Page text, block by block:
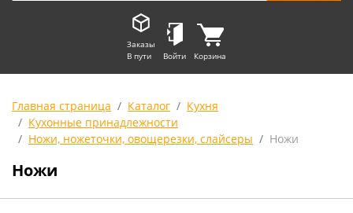
Заказы
В пути
Войти Корзина
Главная страница Каталог
Кухня
Кухонные принадлежности
Ножи, ножеточки, овощерезки, слайсеры
Ножи
Ножи